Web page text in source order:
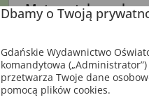
Matematyka z
Książka
Matematyka,szkoła
Dbamy o Twoją
Gdańskie Wydawnictwo
komandytowa
przetwarza Twoje dane
pomocą plików cookies.